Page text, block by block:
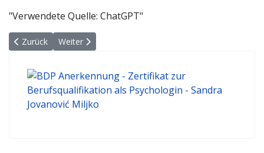
"Verwendete Quelle: ChatGPT"
Vorheriger Beitrag: Flexibilität
Zurück Nächster Beitrag: Zeitgemäßes
Weiter